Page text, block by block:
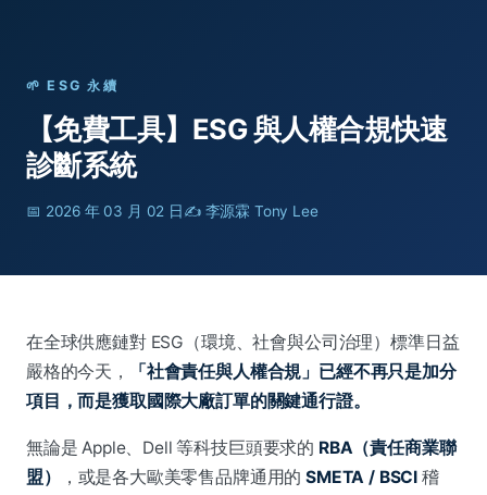
🌱 ESG 永續
【免費工具】ESG 與人權合規快速
診斷系統
📅 2026 年 03 月 02 日✍️ 李源霖 Tony Lee
在全球供應鏈對 ESG（環境、社會與公司治理）標準日益
嚴格的今天，
「社會責任與人權合規」已經不再只是加分
項目，而是獲取國際大廠訂單的關鍵通行證。
無論是 Apple、Dell 等科技巨頭要求的 RBA（責任商業聯
盟）
，或是各大歐美零售品牌通用的SMETA / BSCI 稽